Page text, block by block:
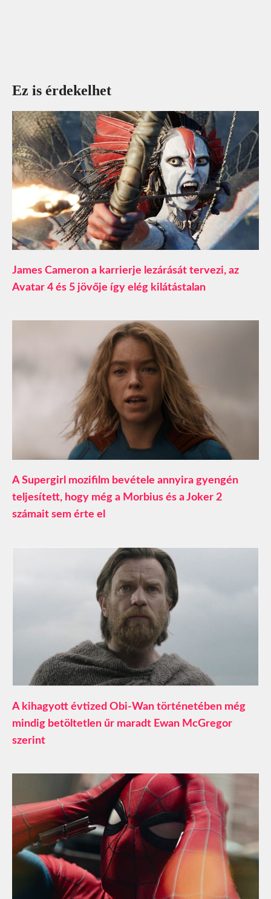
Ez is érdekelhet
James Cameron a karrierje lezárását tervezi, az
Avatar 4 és 5 jövője így elég kilátástalan
A Supergirl mozifilm bevétele annyira gyengén
teljesített, hogy még a Morbius és a Joker 2
számait sem érte el
A kihagyott évtized Obi-Wan történetében még
mindig betöltetlen űr maradt Ewan McGregor
szerint